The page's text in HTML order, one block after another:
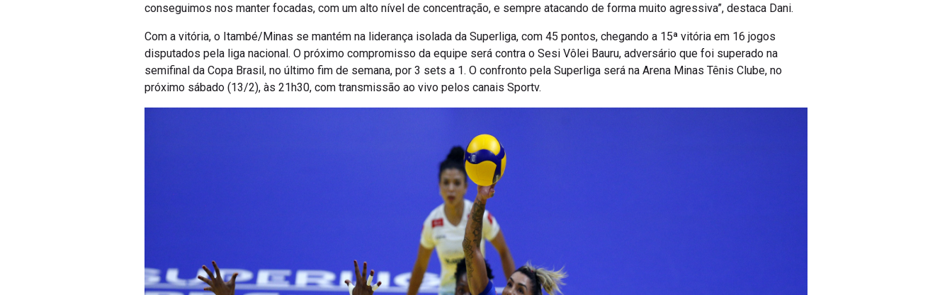
conseguimos nos manter focadas, com um alto nível de concentração, e sempre atacando de forma muito agressiva”, destaca Dani.
Com a vitória, o Itambé/Minas se mantém na liderança isolada da Superliga, com 45 pontos, chegando a 15ª vitória em 16 jogos
disputados pela liga nacional. O próximo compromisso da equipe será contra o Sesi Vôlei Bauru, adversário que foi superado na
semifinal da Copa Brasil, no último fim de semana, por 3 sets a 1. O confronto pela Superliga será na Arena Minas Tênis Clube, no
próximo sábado (13/2), às 21h30, com transmissão ao vivo pelos canais Sportv.